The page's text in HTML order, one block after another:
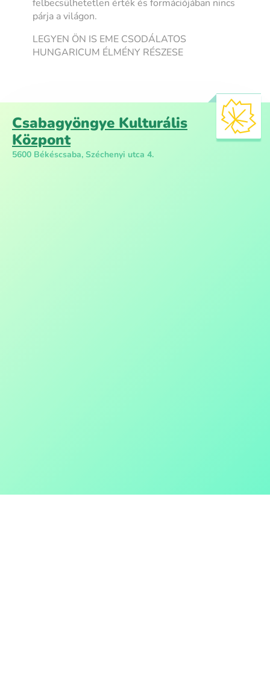
felbecsülhetetlen érték és formációjában nincs
párja a világon.
LEGYEN ÖN IS EME CSODÁLATOS
HUNGARICUM ÉLMÉNY RÉSZESE
Csabagyöngye Kulturális
Központ
5600 Békéscsaba, Széchenyi utca 4.